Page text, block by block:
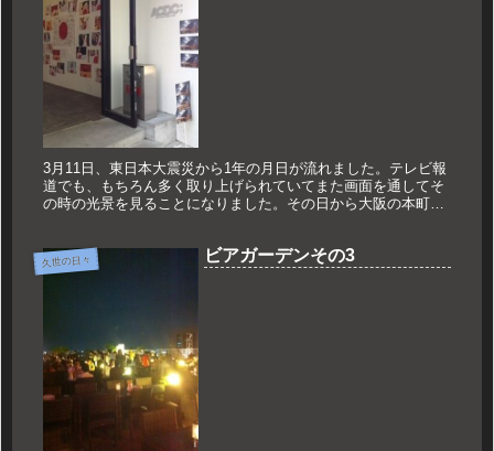
3月11日、東日本大震災から1年の月日が流れました。テレビ報
道でも、もちろん多く取り上げられていてまた画面を通してそ
の時の光景を見ることになりました。その日から大阪の本町で
久世の日々 ビアガーデンその3